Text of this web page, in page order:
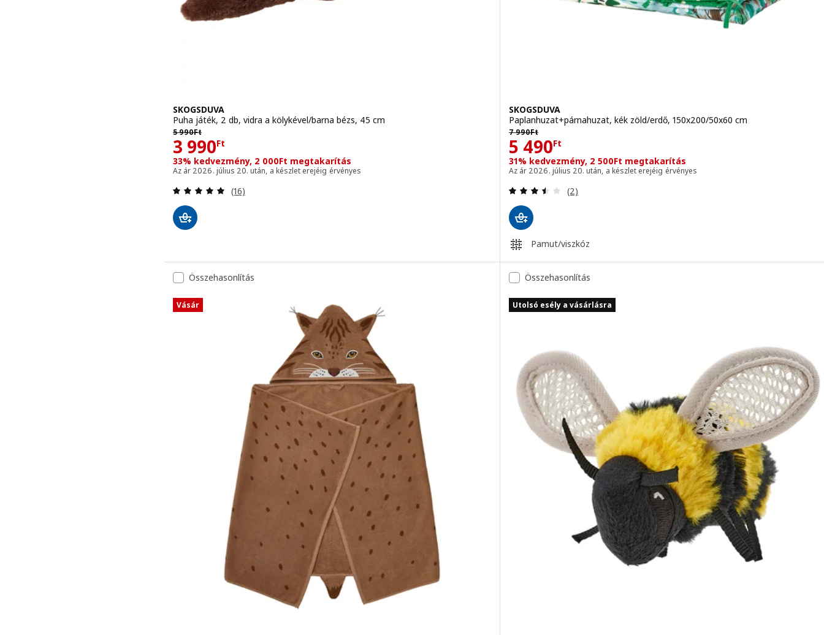
SKOGSDUVA
Puha játék, 2 db, vidra a kölykével/barna bézs, 45 cm
5 990Ft
Előző ár 5990Ft
3 990Ft
Ár 3990Ft
33% kedvezmény, 2 000Ft megtakarítás
Az ár 2026. július 20. után, a készlet erejéig érvényes
Vélemény: 4.9 kívül 5 csillag. Összes vélemény:
(16)
SKOGSDUVA
Paplanhuzat+párnahuzat, kék zöld/erdő, 150x200/50x60 cm
7 990Ft
Előző ár 7990Ft
5 490Ft
Ár 5490Ft
31% kedvezmény, 2 500Ft megtakarítás
Az ár 2026. július 20. után, a készlet erejéig érvényes
Vélemény: 3.5 kívül 5 csillag. Összes vélemény:
(2)
Pamut/viszkóz
Összehasonlítás
Vásár
Összehasonlítás
Utolsó esély a vásárlásra